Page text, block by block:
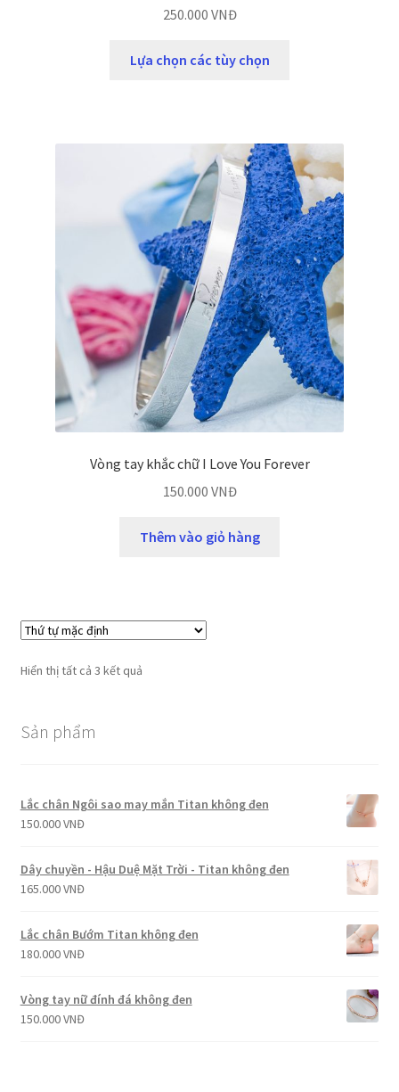
250.000 VNĐ
Lựa chọn các tùy chọn
Vòng tay khắc chữ I Love You Forever
150.000 VNĐ
Thêm vào giỏ hàng
Hiển thị tất cả 3 kết quả
Sản phẩm
Lắc chân Ngôi sao may mắn Titan không đen
150.000VNĐ
Dây chuyền - Hậu Duệ Mặt Trời - Titan không đen
165.000VNĐ
Lắc chân Bướm Titan không đen
180.000VNĐ
Vòng tay nữ đính đá không đen
150.000VNĐ